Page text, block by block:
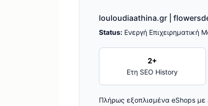
louloudiaathina.gr |
Status: Ενεργή Επιχειρηματική
2+
Ετη SEO History
Πλήρως εξοπλισμένα eShops με